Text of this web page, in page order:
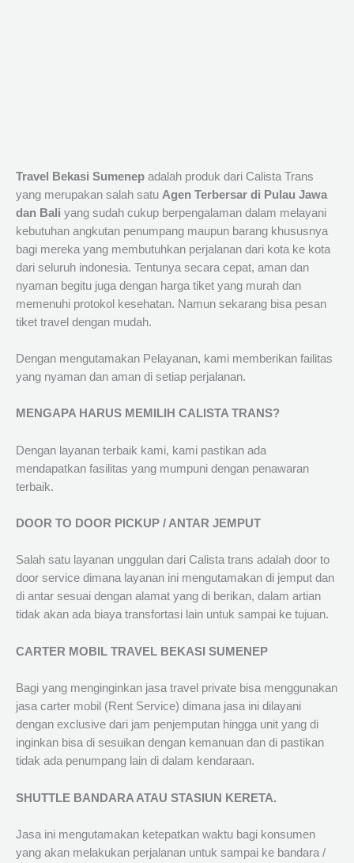
Travel Bekasi Sumenep adalah produk dari Calista Trans
yang merupakan salah satu Agen Terbersar di Pulau Jawa
dan Bali yang sudah cukup berpengalaman dalam melayani
kebutuhan angkutan penumpang maupun barang khususnya
bagi mereka yang membutuhkan perjalanan dari kota ke kota
dari seluruh indonesia. Tentunya secara cepat, aman dan
nyaman begitu juga dengan harga tiket yang murah dan
memenuhi protokol kesehatan. Namun sekarang bisa pesan
tiket travel dengan mudah.
Dengan mengutamakan Pelayanan, kami memberikan failitas
yang nyaman dan aman di setiap perjalanan.
MENGAPA HARUS MEMILIH CALISTA TRANS?
Dengan layanan terbaik kami, kami pastikan ada
mendapatkan fasilitas yang mumpuni dengan penawaran
terbaik.
DOOR TO DOOR PICKUP / ANTAR JEMPUT
Salah satu layanan unggulan dari Calista trans adalah door to
door service dimana layanan ini mengutamakan di jemput dan
di antar sesuai dengan alamat yang di berikan, dalam artian
tidak akan ada biaya transfortasi lain untuk sampai ke tujuan.
CARTER MOBIL TRAVEL BEKASI SUMENEP
Bagi yang menginginkan jasa travel private bisa menggunakan
jasa carter mobil (Rent Service) dimana jasa ini dilayani
dengan exclusive dari jam penjemputan hingga unit yang di
inginkan bisa di sesuikan dengan kemanuan dan di pastikan
tidak ada penumpang lain di dalam kendaraan.
SHUTTLE BANDARA ATAU STASIUN KERETA.
Jasa ini mengutamakan ketepatkan waktu bagi konsumen
yang akan melakukan perjalanan untuk sampai ke bandara /